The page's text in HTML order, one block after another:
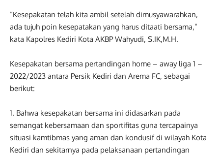
“Kesepakatan telah kita ambil setelah dimusyawarahkan,
ada tujuh poin kesepatakan yang harus ditaati bersama,”
kata Kapolres Kediri Kota AKBP Wahyudi, S.IK,M.H.
Kesepakatan bersama pertandingan home – away liga 1 –
2022/2023 antara Persik Kediri dan Arema FC, sebagai
berikut:
Bahwa kesepakatan bersama ini didasarkan pada
semangat kebersamaan dan sportifitas guna tercapainya
situasi kamtibmas yang aman dan kondusif di wilayah Kota
Kediri dan sekitarnya pada pelaksanaan pertandingan